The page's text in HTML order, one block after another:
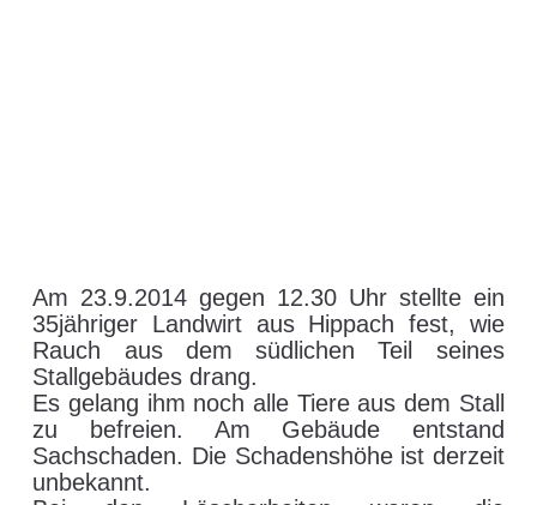
Am 23.9.2014 gegen 12.30 Uhr stellte ein
35jähriger Landwirt aus Hippach fest, wie
Rauch aus dem südlichen Teil seines
Stallgebäudes drang.
Es gelang ihm noch alle Tiere aus dem Stall
zu befreien. Am Gebäude entstand
Sachschaden. Die Schadenshöhe ist derzeit
unbekannt.